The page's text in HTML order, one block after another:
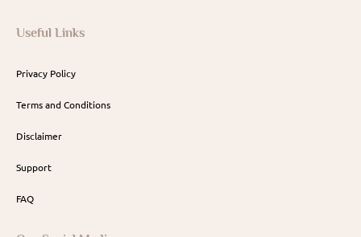
Useful Links
Privacy Policy
Terms and Conditions
Disclaimer
Support
FAQ